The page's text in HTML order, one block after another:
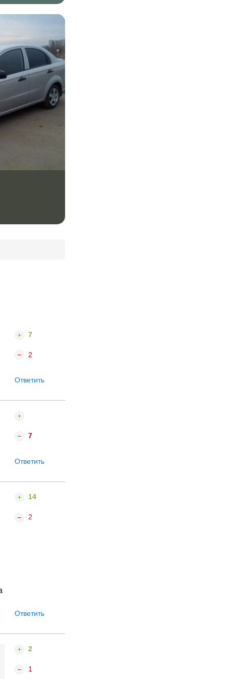
7
2
Ответить
7
Ответить
14
2
Ответить
2
1